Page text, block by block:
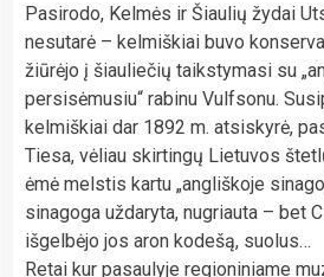
Pasirodo, Kelmės ir Šiaulių žydai
nesutarė – kelmiškiai buvo
žiūrėjo į šiauliečių taikstymasi su
persisėmusiu“ rabinu Vulfsonu.
kelmiškiai dar 1892 m. atsiskyrė,
Tiesa, vėliau skirtingų Lietuvos
ėmė melstis kartu „angliškoje
sinagoga uždaryta, nugriauta – bet
išgelbėjo jos aron kodešą, suolus…
Retai kur pasaulyje regioniniame